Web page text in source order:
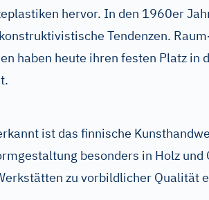
hervor. In den 1960er
Tendenzen.
haben heute ihren festen Platz in
ist das finnische
besonders in Holz und
zu vorbildlicher Qualität